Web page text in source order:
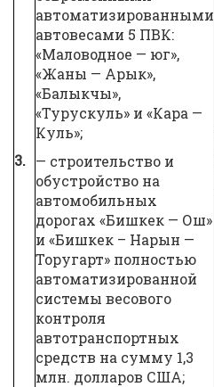
3.
автоматизированными
автовесами 5 ПВК:
«Маловодное — юг»,
«Жаны — Арык»,
«Балыкчы»,
«Турускуль» и «Кара —
Куль»;
— строительство и
обустройство на
автомобильных
дорогах «Бишкек — Ош»
и «Бишкек – Нарын —
Торугарт» полностью
автоматизированной
системы весового
контроля
автотранспортных
средств на сумму 1,3
млн. долларов США;